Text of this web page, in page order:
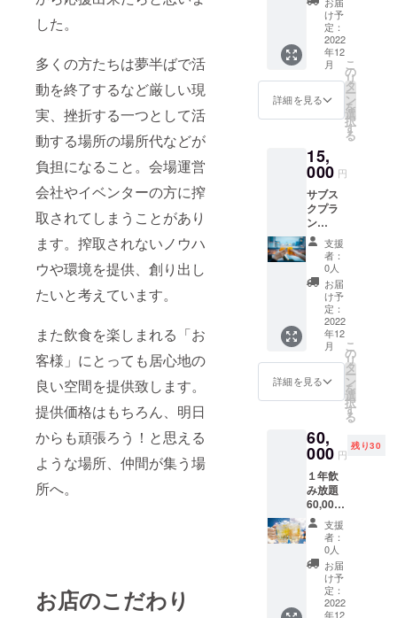
した。
多くの方たちは夢半ばで活
動を終了するなど厳しい現
実、挫折する一つとして活
動する場所の場所代などが
負担になること。会場運営
会社やイベンターの方に搾
取されてしまうことがあり
ます。搾取されないノウハ
ウや環境を提供、創り出し
たいと考えています。
また飲食を楽しまれる「お
客様」にとっても居心地の
良い空間を提供致します。
提供価格はもちろん、明日
からも頑張ろう！と思える
ような場所、仲間が集う場
所へ。
お店のこだわり
入った
プレー
トを展
示致し
ます。
(個人や
グルー
プ法人
も可)
け予
定：
2022
年12
月
詳細を見る
こ
の
リ
タ
ー
ン
を
選
択
す
る
15,
000 円
サブス
クプラ
ン
15,000
円/1ヶ
月分 ※
お客様
専用グ
ラスを
ご用意
(今後来
店時に
はこち
らのグ
ラスを
使用い
ます) ※
お連れ
様は
別。
支援
者：
0人
お届
け予
定：
2022
年12
月
詳細を見る
こ
の
リ
タ
ー
ン
を
選
択
す
る
60,
000 円
残り30
１年飲
み放題
60,000
円 ※今
回のご
支援で
ご来店
から1年
間、毎
日でも
支援
者：
0人
お届
け予
定：
2022
年12